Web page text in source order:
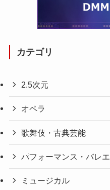
カテゴリ
2.5次元
オペラ
歌舞伎・古典芸能
パフォーマンス・バレエ
ミュージカル